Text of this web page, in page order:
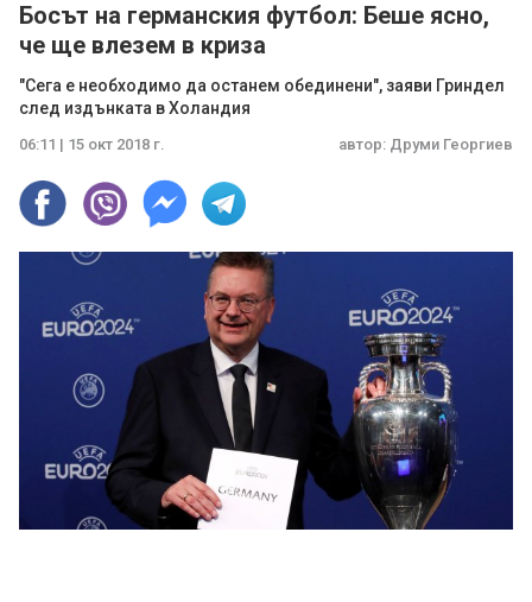
Босът на германския футбол: Беше ясно,
че ще влезем в криза
"Сега е необходимо да останем обединени", заяви Гриндел
след издънката в Холандия
06:11 | 15 окт 2018 г. автор: Друми Георгиев